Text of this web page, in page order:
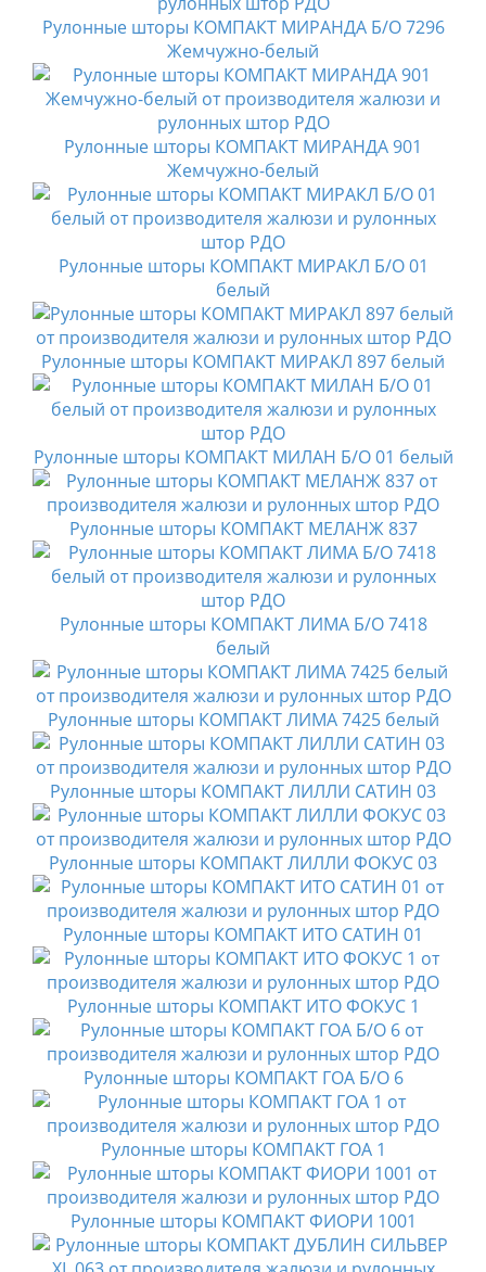
Рулонные шторы КОМПАКТ МИРАНДА Б/О 7296
Жемчужно-белый
Рулонные шторы КОМПАКТ МИРАНДА 901
Жемчужно-белый
Рулонные шторы КОМПАКТ МИРАКЛ Б/О 01
белый
Рулонные шторы КОМПАКТ МИРАКЛ 897 белый
Рулонные шторы КОМПАКТ МИЛАН Б/О 01 белый
Рулонные шторы КОМПАКТ МЕЛАНЖ 837
Рулонные шторы КОМПАКТ ЛИМА Б/О 7418
белый
Рулонные шторы КОМПАКТ ЛИМА 7425 белый
Рулонные шторы КОМПАКТ ЛИЛЛИ САТИН 03
Рулонные шторы КОМПАКТ ЛИЛЛИ ФОКУС 03
Рулонные шторы КОМПАКТ ИТО САТИН 01
Рулонные шторы КОМПАКТ ИТО ФОКУС 1
Рулонные шторы КОМПАКТ ГОА Б/О 6
Рулонные шторы КОМПАКТ ГОА 1
Рулонные шторы КОМПАКТ ФИОРИ 1001